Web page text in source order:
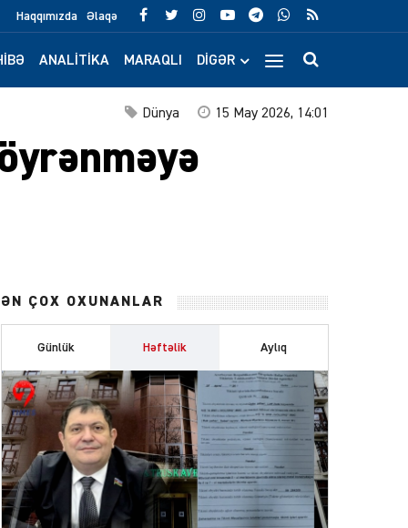
Haqqımızda Əlaqə
ANALITIKA MARAQLI DIGƏR
15 May 2026, 14:01
Dünya
ƏN ÇOX OXUNANLAR
Günlük Həftəlik Aylıq